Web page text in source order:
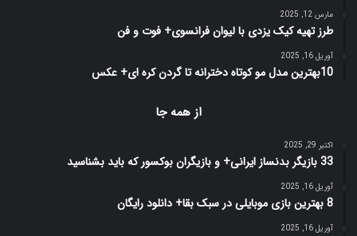
مارس 12, 2025
طرز تهیه کیک یزدی با لیوان فرانسوی+ فوت و فن
آوریل 16, 2025
10بهترین مدل مو کوتاه دخترانه تا گردن کره ای+ عکس
از همه جا
اکتبر 29, 2025
33 بازیگر بدنساز ایرانی+ و بازیگران بوکسور که باید بشناسید
آوریل 16, 2025
8 بهترین بازی‌ موبایلی در سبک بقا+ دانلود رایگان
آوریل 16, 2025